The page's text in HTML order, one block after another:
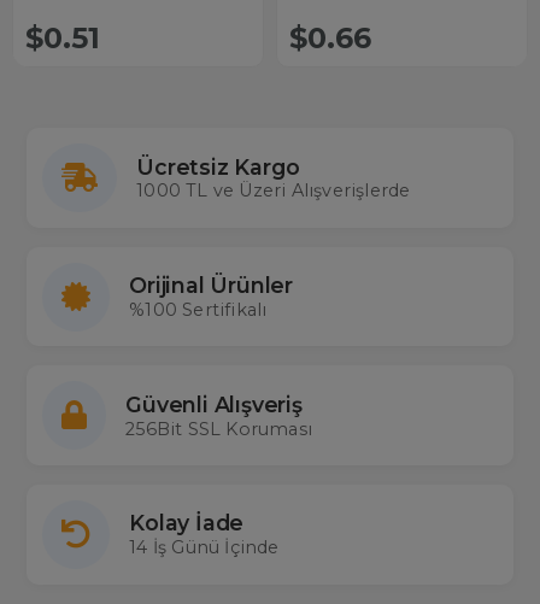
$0.51 $0.66
Ücretsiz Kargo
1000 TL ve Üzeri Alışverişlerde
Orijinal Ürünler
%100 Sertifikalı
Güvenli Alışveriş
256Bit SSL Koruması
Kolay İade
14 İş Günü İçinde